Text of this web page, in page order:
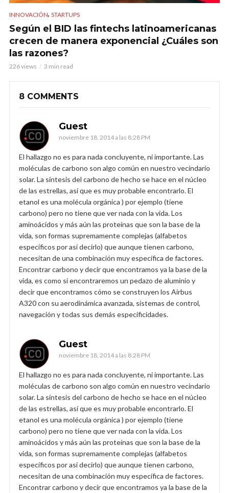
INNOVACIÓN, STARTUPS
Según el BID las fintechs latinoamericanas
crecen de manera exponencial ¿Cuáles son
las razones?
226 views 3 min read
8 COMMENTS
Guest
noviembre 18, 2014 a las 8:28 PM
El hallazgo no es para nada concluyente, ni importante. Las
moléculas de carbono son algo común en nuestro vecindario
solar. La síntesis del carbono de hecho se hace en el núcleo
de las estrellas, así que es muy probable encontrarlo. El
etanol es una molécula orgánica ) por ejemplo (tiene
carbono) pero no tiene que ver nada con la vida. Los
aminoácidos y más aún las proteínas que son la base de la
vida, son formas supremamente complejas (alfabetos
específicos por así decirlo) que aunque tienen carbono,
necesitan de una combinación muy específica de factores.
Encontrar carbono y decir que encontramos ya la base de la
vida, es como si encontraremos un pedazo de aluminio y
decir que encontramos cómo se construyen los Airbus
A320 con su aerodinámica avanzada, sistemas de control,
navegación y todas sus demás especificidades.
Guest
noviembre 18, 2014 a las 8:28 PM
El hallazgo no es para nada concluyente, ni importante. Las
moléculas de carbono son algo común en nuestro vecindario
solar. La síntesis del carbono de hecho se hace en el núcleo
de las estrellas, así que es muy probable encontrarlo. El
etanol es una molécula orgánica ) por ejemplo (tiene
carbono) pero no tiene que ver nada con la vida. Los
aminoácidos y más aún las proteínas que son la base de la
vida, son formas supremamente complejas (alfabetos
específicos por así decirlo) que aunque tienen carbono,
necesitan de una combinación muy específica de factores.
Encontrar carbono y decir que encontramos ya la base de la